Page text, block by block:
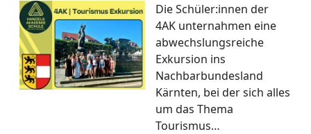
Die Schüler:innen der
4AK unternahmen eine
abwechslungsreiche
Exkursion ins
Nachbarbundesland
Kärnten, bei der sich alles
um das Thema
Tourismus…